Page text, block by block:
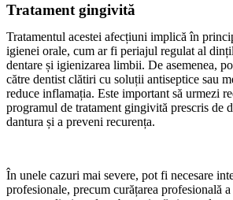
Tratament gingivită
Tratamentul acestei afecțiuni implică în
igienei orale, cum ar fi periajul regulat al
dentare și igienizarea limbii. De asemenea,
către dentist clătiri cu soluții antiseptice sau
reduce inflamația. Este important să urmezi
programul de tratament gingivită prescris de
dantura și a preveni recurența.
În unele cazuri mai severe, pot fi necesare
profesionale, precum curățarea profesională